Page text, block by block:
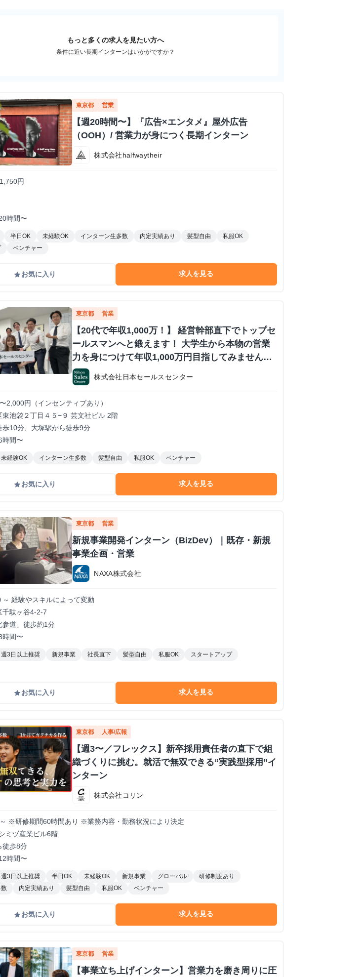
もっと多くの求人を見たい方へ
条件に近い長期インターンはいかがですか？
東京都 営業
【週20時間〜】『広告×エンタメ』屋外広告
（OOH）/ 営業力が身につく長期インターン
株式会社halfwaytheir
円
時間〜
半日OK 未経験OK インターン生多数 内定実績あり 髪型自由
私服OK
ベンチャー
gradeお気に入り 求人を見る
東京都 営業
【20代で年収1,000万！】 経営幹部直下でトップセ
ールスマンへと鍛えます！ 大学生から本物の営業
力を身につけて年収1,000万円目指してみません
か？ ※当社直結内定あり #学歴不問 #未経験可
#1.2年生可 - 株式会社日本セールスセンターの長
期・有給インターンシップ
株式会社日本セールスセンター
2,000円（インセンティブあり）
東池袋２丁目４５−９ 芸文社ビル 2階
歩10分、大塚駅から徒歩9分
時間〜
未経験OK インターン生多数 髪型自由 私服OK ベンチャー
gradeお気に入り 求人を見る
東京都 営業
新規事業開発インターン（BizDev）｜既存・新規
事業企画・営業
NAXA株式会社
～ 経験やスキルによって変動
千駄ヶ谷4-2-7
参道」徒歩約1分
時間〜
週3日以上推奨 新規事業 社長直下 髪型自由 私服OK
スタートアップ
gradeお気に入り 求人を見る
東京都 人事/広報
【週3〜／フレックス】新卒採用責任者の直下で組
織づくりに挑む。就活で無双できる“実践型採用”イ
ンターン
株式会社コリン
※研修期間60時間あり ※業務内容・勤務状況により決定
ミヅ産業ビル6階
徒歩8分
時間〜
週3日以上推奨 半日OK 未経験OK 新規事業 グローバル
研修制度あり
数
内定実績あり 髪型自由 私服OK ベンチャー
gradeお気に入り 求人を見る
東京都 営業
【事業立ち上げインターン】営業力を磨き周りに圧